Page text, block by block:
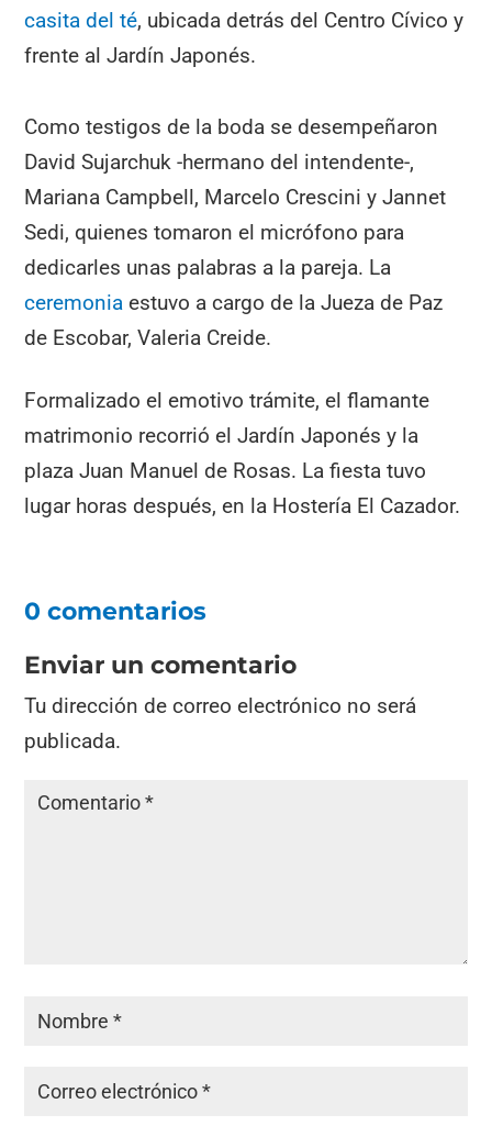
casita del té, ubicada detrás del Centro Cívico y
frente al Jardín Japonés.
Como testigos de la boda se desempeñaron
David Sujarchuk -hermano del intendente-,
Mariana Campbell, Marcelo Crescini y Jannet
Sedi, quienes tomaron el micrófono para
dedicarles unas palabras a la pareja. La
ceremoniaestuvo a cargo de la Jueza de Paz
de Escobar, Valeria Creide.
Formalizado el emotivo trámite, el flamante
matrimonio recorrió el Jardín Japonés y la
plaza Juan Manuel de Rosas. La fiesta tuvo
lugar horas después, en la Hostería El Cazador.
0 comentarios
Enviar un comentario
Tu dirección de correo electrónico no será
publicada.